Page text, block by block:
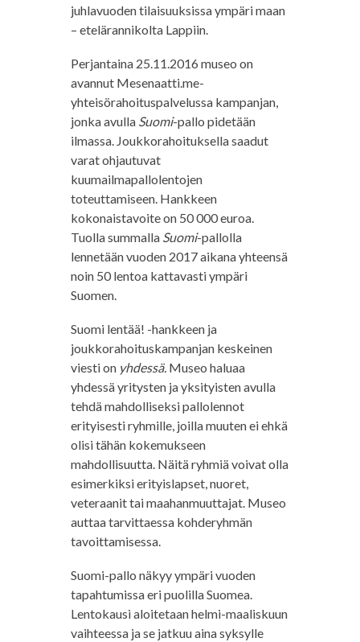
juhlavuoden tilaisuuksissa ympäri maan
– etelärannikolta Lappiin.
Perjantaina 25.11.2016 museo on
avannut Mesenaatti.me-
yhteisörahoituspalvelussa kampanjan,
jonka avulla Suomi-pallo pidetään
ilmassa. Joukkorahoituksella saadut
varat ohjautuvat
kuumailmapallolentojen
toteuttamiseen. Hankkeen
kokonaistavoite on 50 000 euroa.
Tuolla summalla Suomi-pallolla
lennetään vuoden 2017 aikana yhteensä
noin 50 lentoa kattavasti ympäri
Suomen.
Suomi lentää! -hankkeen ja
joukkorahoituskampanjan keskeinen
viesti on yhdessä. Museo haluaa
yhdessä yritysten ja yksityisten avulla
tehdä mahdolliseksi pallolennot
erityisesti ryhmille, joilla muuten ei ehkä
olisi tähän kokemukseen
mahdollisuutta. Näitä ryhmiä voivat olla
esimerkiksi erityislapset, nuoret,
veteraanit tai maahanmuuttajat. Museo
auttaa tarvittaessa kohderyhmän
tavoittamisessa.
Suomi-pallo näkyy ympäri vuoden
tapahtumissa eri puolilla Suomea.
Lentokausi aloitetaan helmi-maaliskuun
vaihteessa ja se jatkuu aina syksylle